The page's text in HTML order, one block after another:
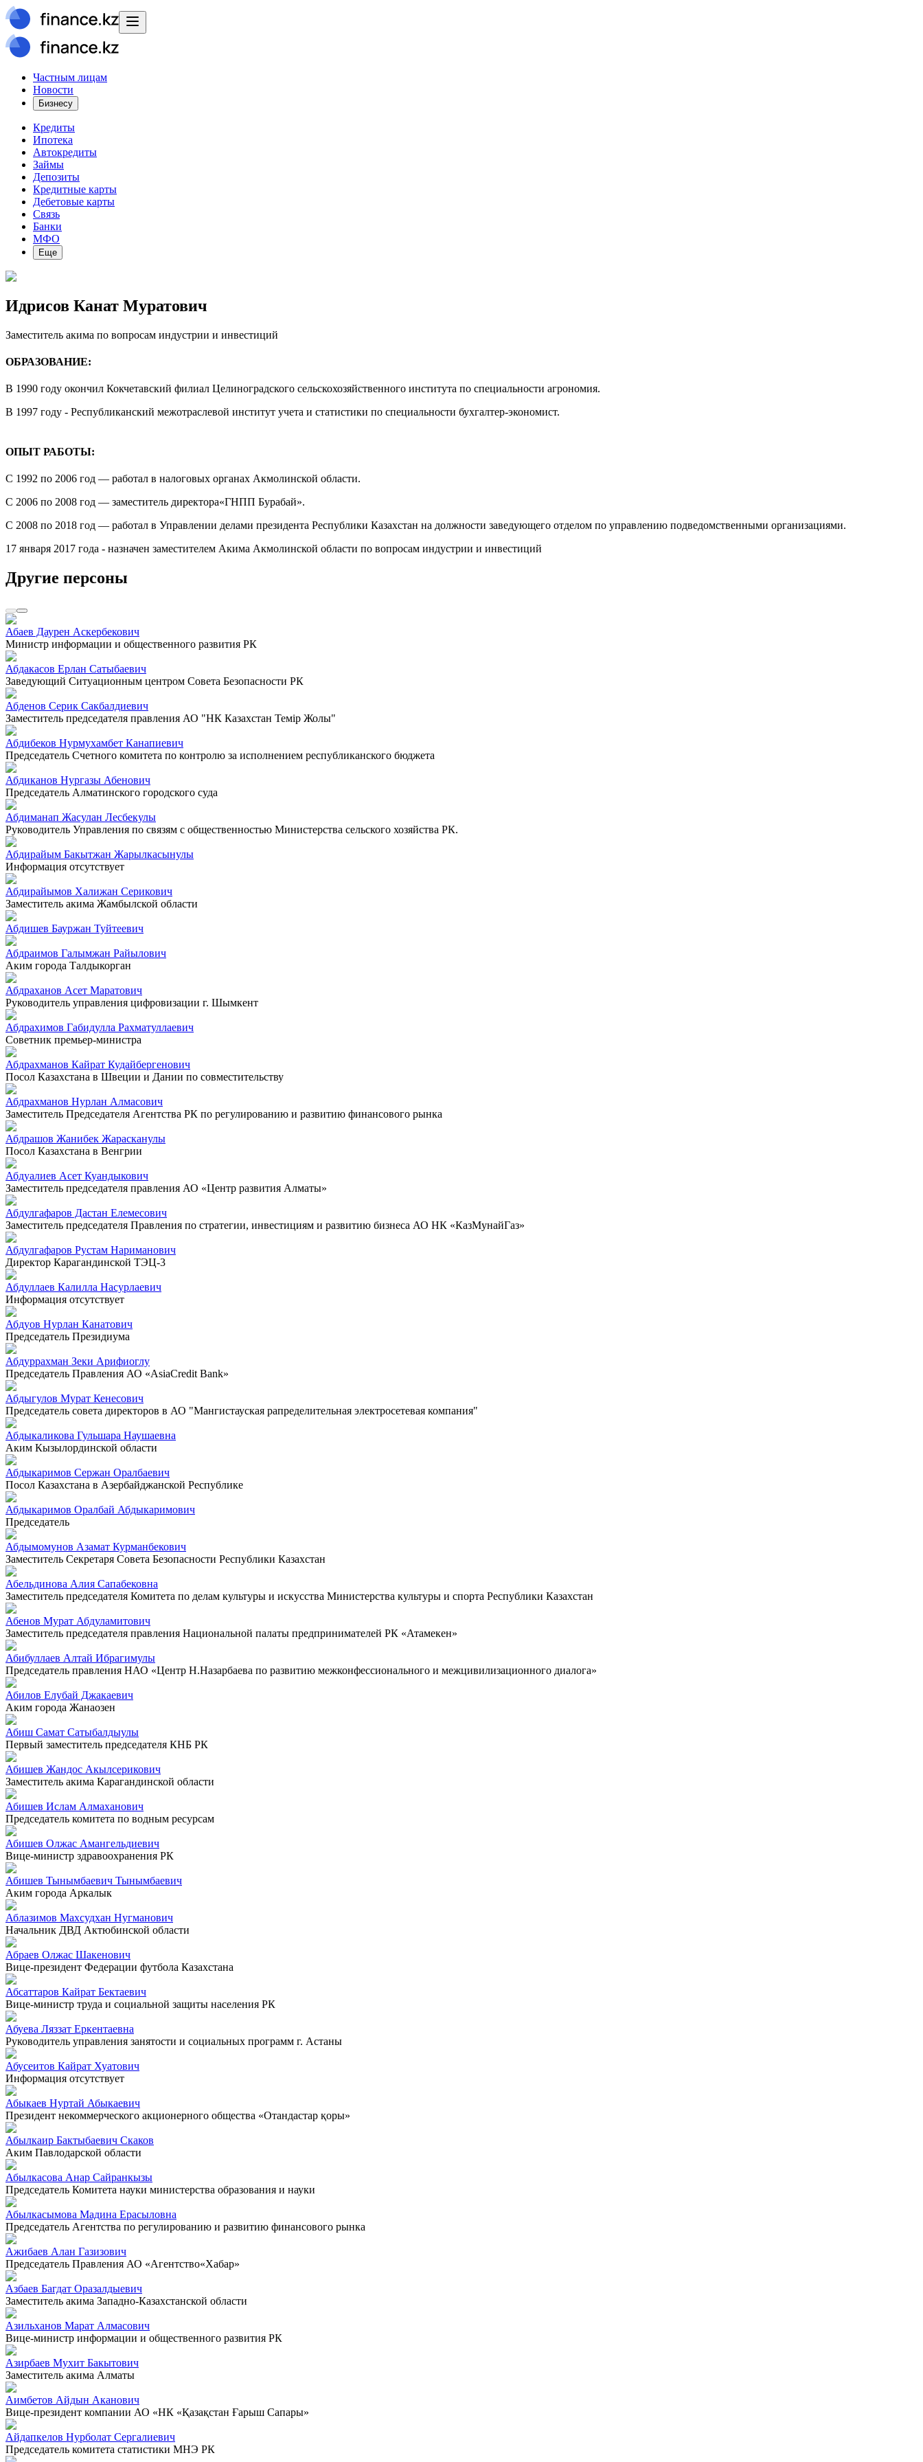
Частным лицам
Новости
Бизнесу
Кредиты
Ипотека
Автокредиты
Займы
Депозиты
Кредитные карты
Дебетовые карты
Связь
Банки
МФО
Еще
Идрисов Канат Муратович
Заместитель акима по вопросам индустрии и инвестиций
ОБРАЗОВАНИЕ:
В 1990 году окончил Кокчетавский филиал Целиноградского сельскохозяйственного института по специальности агрономия.
В 1997 году - Республиканский межотраслевой институт учета и статистики по специальности бухгалтер-экономист.
ОПЫТ РАБОТЫ:
С 1992 по 2006 год — работал в налоговых органах Акмолинской области.
С 2006 по 2008 год — заместитель директора«ГНПП Бурабай».
С 2008 по 2018 год — работал в Управлении делами президента Республики Казахстан на должности заведующего отделом по управлению подведомственными организациями.
17 января 2017 года - назначен заместителем Акима Акмолинской области по вопросам индустрии и инвестиций
Другие персоны
Абаев Даурен Аскербекович
Министр информации и общественного развития РК
Абдакасов Ерлан Сатыбаевич
Заведующий Ситуационным центром Совета Безопасности РК
Абденов Серик Сакбалдиевич
Заместитель председателя правления АО "НК Казахстан Темiр Жолы"
Абдибеков Нурмухамбет Канапиевич
Председатель Счетного комитета по контролю за исполнением республиканского бюджета
Абдиканов Нургазы Абенович
Председатель Алматинского городского суда
Абдиманап Жасулан Лесбекулы
Руководитель Управления по связям с общественностью Министерства сельского хозяйства РК.
Абдирайым Бакытжан Жарылкасынулы
Информация отсутствует
Абдирайымов Халижан Серикович
Заместитель акима Жамбылской области
Абдишев Бауржан Туйтеевич
Абдраимов Галымжан Райылович
Аким города Талдыкорган
Абдраханов Асет Маратович
Руководитель управления цифровизации г. Шымкент
Абдрахимов Габидулла Рахматуллаевич
Советник премьер-министра
Абдрахманов Кайрат Кудайбергенович
Посол Казахстана в Швеции и Дании по совместительству
Абдрахманов Нурлан Алмасович
Заместитель Председателя Агентства РК по регулированию и развитию финансового рынка
Абдрашов Жанибек Жарасканулы
Посол Казахстана в Венгрии
Абдуалиев Асет Куандыкович
Заместитель председателя правления АО «Центр развития Алматы»
Абдулгафаров Дастан Елемесович
Заместитель председателя Правления по стратегии, инвестициям и развитию бизнеса АО НК «КазМунайГаз»
Абдулгафаров Рустам Нариманович
Директор Карагандинской ТЭЦ-3
Абдуллаев Калилла Насурлаевич
Информация отсутствует
Абдуов Нурлан Канатович
Председатель Президиума
Абдуррахман Зеки Арифиоглу
Председатель Правления АО «AsiaCredit Bank»
Абдыгулов Мурат Кенесович
Председатель совета директоров в АО "Мангистауская рапределительная электросетевая компания"
Абдыкаликова Гульшара Наушаевна
Аким Кызылординской области
Абдыкаримов Сержан Оралбаевич
Посол Казахстана в Азербайджанской Республике
Абдыкаримов Оралбай Абдыкаримович
Председатель
Абдымомунов Азамат Курманбекович
Заместитель Секретаря Совета Безопасности Республики Казахстан
Абельдинова Алия Сапабековна
Заместитель председателя Комитета по делам культуры и искусства Министерства культуры и спорта Республики Казахстан
Абенов Мурат Абдуламитович
Заместитель председателя правления Национальной палаты предпринимателей РК «Атамекен»
Абибуллаев Алтай Ибрагимулы
Председатель правления НАО «Центр Н.Назарбаева по развитию межконфессионального и межцивилизационного диалога»
Абилов Елубай Джакаевич
Аким города Жанаозен
Абиш Самат Сатыбалдыулы
Первый заместитель председателя КНБ РК
Абишев Жандос Акылсерикович
Заместитель акима Карагандинской области
Абишев Ислам Алмаханович
Председатель комитета по водным ресурсам
Абишев Олжас Амангельдиевич
Вице-министр здравоохранения РК
Абишев Тынымбаевич Тынымбаевич
Аким города Аркалык
Аблазимов Махсудхан Нугманович
Начальник ДВД Актюбинской области
Абраев Олжас Шакенович
Вице-президент Федерации футбола Казахстана
Абсаттаров Кайрат Бектаевич
Вице-министр труда и социальной защиты населения РК
Абуева Ляззат Еркентаевна
Руководитель управления занятости и социальных программ г. Астаны
Абусеитов Кайрат Хуатович
Информация отсутствует
Абыкаев Нуртай Абыкаевич
Президент некоммерческого акционерного общества «Отандастар қоры»
Абылкаир Бактыбаевич Скаков
Аким Павлодарской области
Абылкасова Анар Сайранкызы
Председатель Комитета науки министерства образования и науки
Абылкасымова Мадина Ерасыловна
Председатель Агентства по регулированию и развитию финансового рынка
Ажибаев Алан Газизович
Председатель Правления АО «Агентство«Хабар»
Азбаев Багдат Оразалдыевич
Заместитель акима Западно-Казахстанской области
Азильханов Марат Алмасович
Вице-министр информации и общественного развития РК
Азирбаев Мухит Бакытович
Заместитель акима Алматы
Аимбетов Айдын Аканович
Вице-президент компании АО «НК «Қазақстан Ғарыш Сапары»
Айдапкелов Нурболат Сергалиевич
Председатель комитета статистики МНЭ РК